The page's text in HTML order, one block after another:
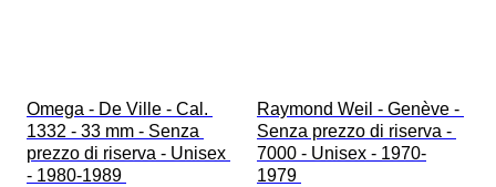
Omega - De Ville - Cal.
1332 - 33 mm - Senza
prezzo di riserva - Unisex
- 1980-1989
Raymond Weil - Genève -
Senza prezzo di riserva -
7000 - Unisex - 1970-
1979